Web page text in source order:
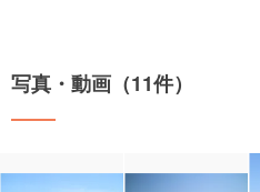
写真・動画（11件）